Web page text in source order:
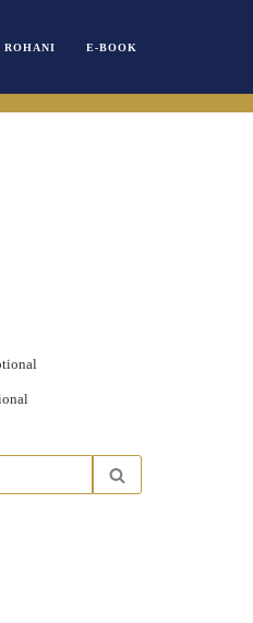
ROHANI E-BOOK